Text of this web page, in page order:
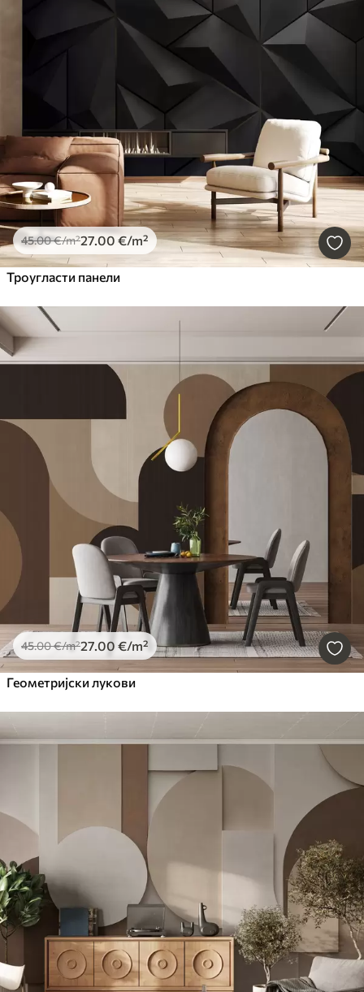
45.00€/m²27.00 €/m²
Троугласти панели
45.00€/m²27.00 €/m²
Геометријски лукови